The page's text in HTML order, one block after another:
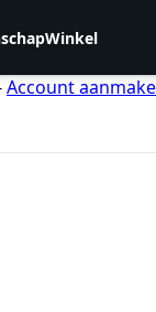
Winkel
Account